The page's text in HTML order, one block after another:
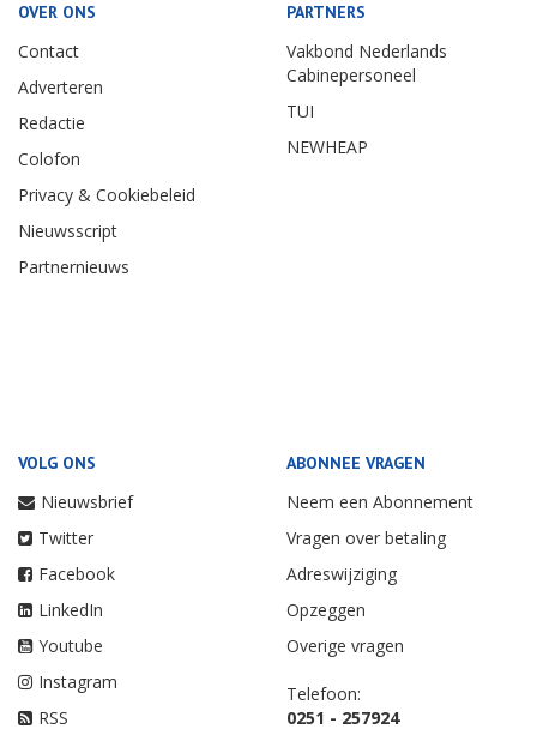
OVER ONS
Contact
Adverteren
Redactie
Colofon
Privacy & Cookiebeleid
Nieuwsscript
Partnernieuws
PARTNERS
Vakbond Nederlands
Cabinepersoneel
TUI
NEWHEAP
VOLG ONS
Nieuwsbrief
Twitter
Facebook
LinkedIn
Youtube
Instagram
RSS
ABONNEE VRAGEN
Neem een Abonnement
Vragen over betaling
Adreswijziging
Opzeggen
Overige vragen
Telefoon:
0251 - 257924